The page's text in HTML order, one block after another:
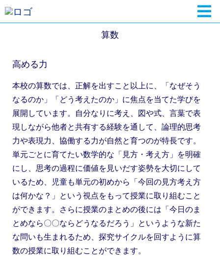
算数
高める力
本校の算数では、正解を出すこと以上に、「なぜそう
なるのか」「どう考えたのか」に焦点を当てた学びを
展開しています。自分なりに考え、図や式、言葉で表
現しながら他者と共有する経験を通して、論理的思考
力や表現力、協働する力が自然と育つのが特長です。
単元ごとに育てたい数学的な「見方・考え方」を明確
にし、思考の過程に価値を見いだす姿勢を大切にして
いるため、児童も単元の初めから「今回の見方考え方
は何かな？」という視点をもって授業に取り組むこと
ができます。さらに授業のまとめの後には「今日のま
とめなら〇〇ならどうなるだろう」というような新た
な問いも生まれるため、探究サイクルを回すように算
数の授業に取り組むことができます。